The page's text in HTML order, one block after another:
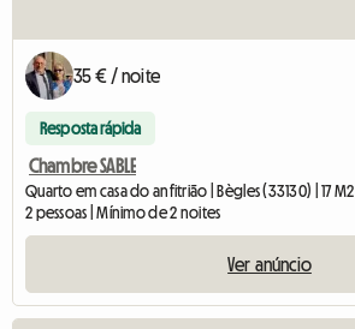
35 € / noite
Resposta rápida
Chambre SABLE
Quarto em casa do anfitrião | Bègles (33130) | 17 M2
2 pessoas | Mínimo de 2 noites
Ver anúncio